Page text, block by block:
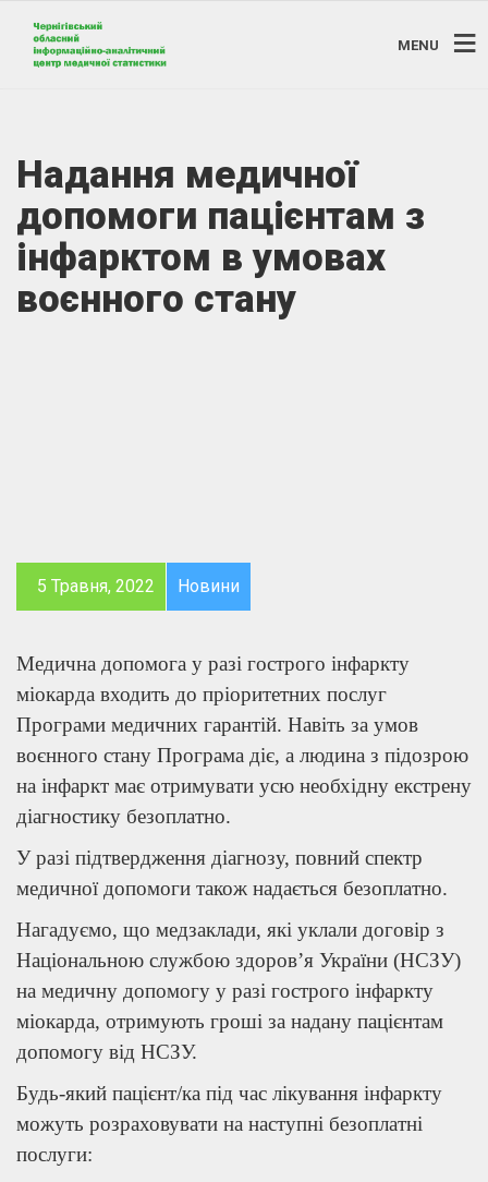
MENU
Надання медичної
допомоги пацієнтам з
інфарктом в умовах
воєнного стану
5 Травня, 2022 Новини
Медична допомога у разі гострого інфаркту
міокарда входить до пріоритетних послуг
Програми медичних гарантій. Навіть за умов
воєнного стану Програма діє, а людина з підозрою
на інфаркт має отримувати усю необхідну екстрену
діагностику безоплатно.
У разі підтвердження діагнозу, повний спектр
медичної допомоги також надається безоплатно.
Нагадуємо, що медзаклади, які уклали договір з
Національною службою здоров’я України (НСЗУ)
на медичну допомогу у разі гострого інфаркту
міокарда, отримують гроші за надану пацієнтам
допомогу від НСЗУ.
Будь-який пацієнт/ка під час лікування інфаркту
можуть розраховувати на наступні безоплатні
послуги: